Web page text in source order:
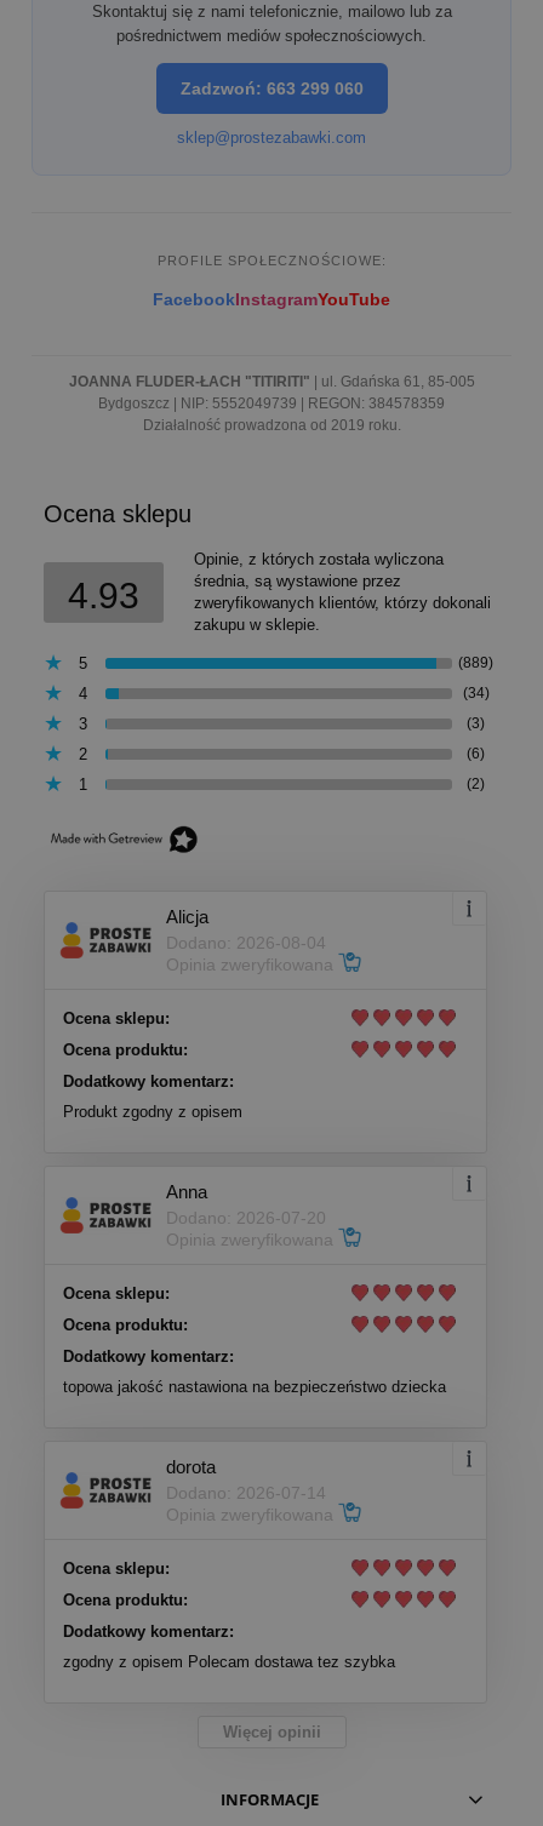
Skontaktuj się z nami telefonicznie, mailowo lub za
pośrednictwem mediów społecznościowych.
Zadzwoń: 663 299 060
sklep@prostezabawki.com
PROFILE SPOŁECZNOŚCIOWE:
FacebookInstagramYouTube
JOANNA FLUDER-ŁACH "TITIRITI" | ul. Gdańska 61, 85-005
Bydgoszcz | NIP: 5552049739 | REGON: 384578359
Działalność prowadzona od 2019 roku.
Ocena sklepu
4.93
Opinie, z których została wyliczona
średnia, są wystawione przez
zweryfikowanych klientów, którzy dokonali
zakupu w sklepie.
5 (889)
4 (34)
3 (3)
2 (6)
1 (2)
Alicja
Dodano: 2026-08-04
Opinia zweryfikowana
Ocena sklepu:
Ocena produktu:
Dodatkowy komentarz:
Produkt zgodny z opisem
Anna
Dodano: 2026-07-20
Opinia zweryfikowana
Ocena sklepu:
Ocena produktu:
Dodatkowy komentarz:
topowa jakość nastawiona na bezpieczeństwo dziecka
dorota
Dodano: 2026-07-14
Opinia zweryfikowana
Ocena sklepu:
Ocena produktu:
Dodatkowy komentarz:
zgodny z opisem Polecam dostawa tez szybka
Więcej opinii
INFORMACJE